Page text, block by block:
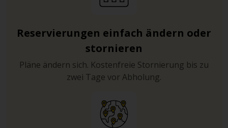
Reservierungen einfach ändern oder
stornieren
Pläne ändern sich. Kostenfreie Stornierung bis zu
zwei Tage vor Abholung.